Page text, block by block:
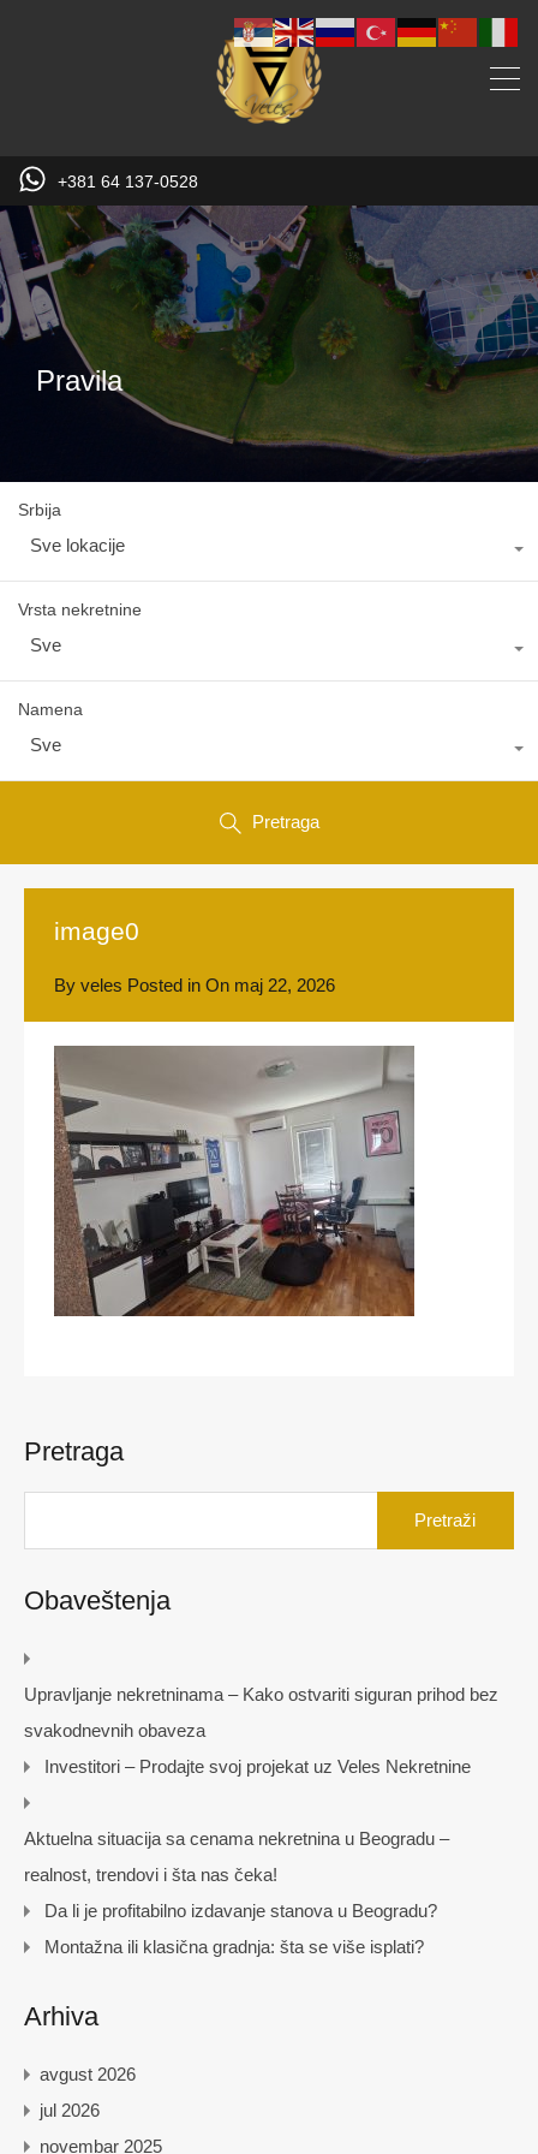
+381 64 137-0528
Pravila
Srbija
Sve lokacije
Vrsta nekretnine
Sve
Namena
Sve
Pretraga
image0
By veles Posted in On maj 22, 2026
Pretraga
Obaveštenja
Upravljanje nekretninama – Kako ostvariti siguran prihod bez
svakodnevnih obaveza
Investitori – Prodajte svoj projekat uz Veles Nekretnine
Aktuelna situacija sa cenama nekretnina u Beogradu –
realnost, trendovi i šta nas čeka!
Da li je profitabilno izdavanje stanova u Beogradu?
Montažna ili klasična gradnja: šta se više isplati?
Arhiva
avgust 2026
jul 2026
novembar 2025